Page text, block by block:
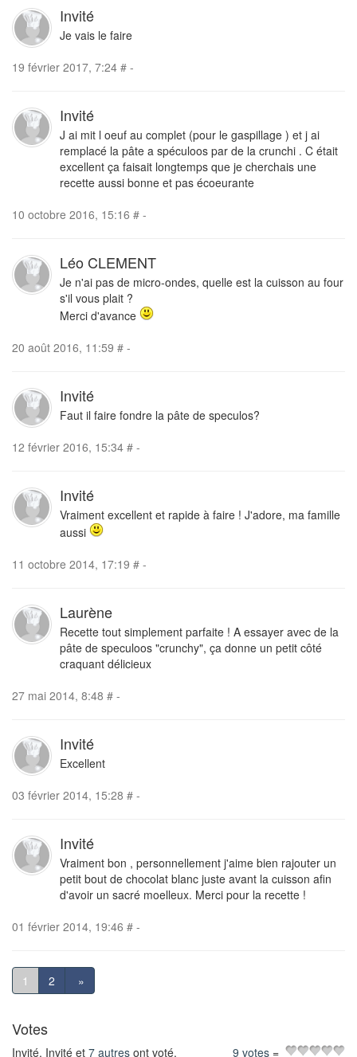
Invité
Je vais le faire
19 février 2017, 7:24 # -
Invité
J ai mit l oeuf au complet (pour le gaspillage ) et j ai
remplacé la pâte a spéculoos par de la crunchi . C était
excellent ça faisait longtemps que je cherchais une
recette aussi bonne et pas écoeurante
10 octobre 2016, 15:16 # -
Léo CLEMENT
Je n'ai pas de micro-ondes, quelle est la cuisson au four
s'il vous plait ?
Merci d'avance
20 août 2016, 11:59 # -
Invité
Faut il faire fondre la pâte de speculos?
12 février 2016, 15:34 # -
Invité
Vraiment excellent et rapide à faire ! J'adore, ma famille
aussi
11 octobre 2014, 17:19 # -
Laurène
Recette tout simplement parfaite ! A essayer avec de la
pâte de speculoos "crunchy", ça donne un petit côté
craquant délicieux
27 mai 2014, 8:48 # -
Invité
Excellent
03 février 2014, 15:28 # -
Invité
Vraiment bon , personnellement j'aime bien rajouter un
petit bout de chocolat blanc juste avant la cuisson afin
d'avoir un sacré moelleux. Merci pour la recette !
01 février 2014, 19:46 # -
1 2 »
Votes
Invité, Invité et 7 autres ont voté. =
9 votes